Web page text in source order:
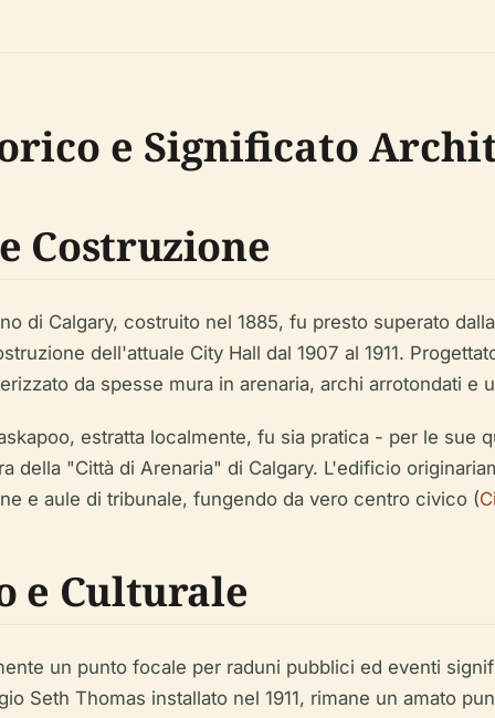
e Significato
Costruzione
di Calgary, costruito nel 1885, fu presto superato
dell'attuale City Hall dal 1907 al 1911.
da spesse mura in arenaria, archi arrotondati
estratta localmente, fu sia pratica - per le
della "Città di Arenaria" di Calgary. L'edificio
e aule di tribunale, fungendo da vero centro civico (
e Culturale
un punto focale per raduni pubblici ed eventi
Seth Thomas installato nel 1911, rimane un amato